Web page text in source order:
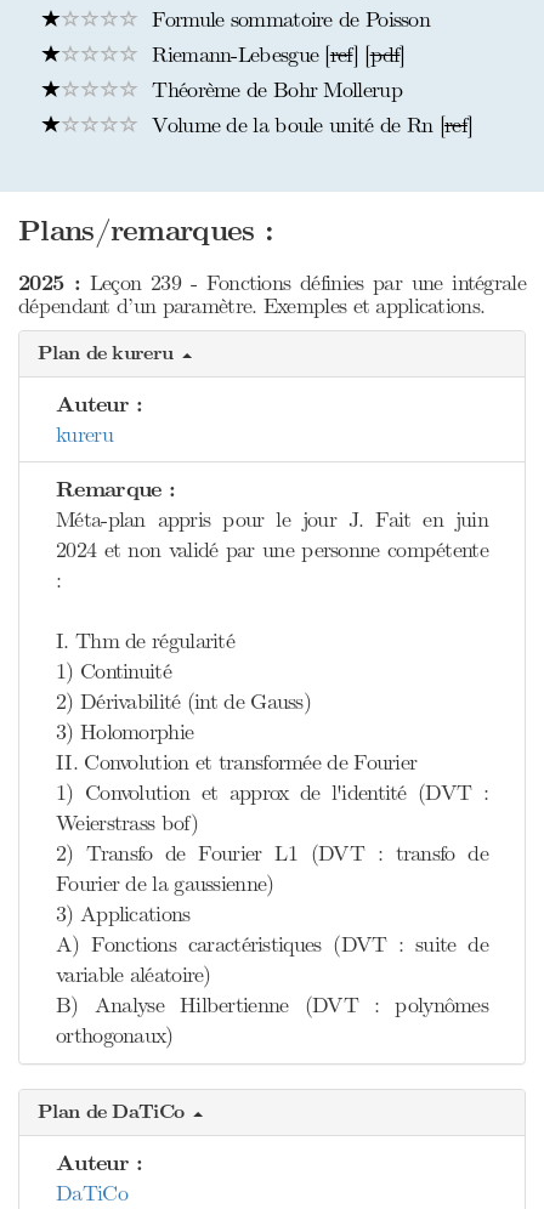
Formule sommatoire de Poisson
Riemann-Lebesgue [ref] [pdf]
Théorème de Bohr Mollerup
Volume de la boule unité de Rn [ref]
Plans/remarques :
2025 : Leçon 239 - Fonctions définies par une intégrale
dépendant d’un paramètre. Exemples et applications.
Plan de kureru
Auteur :
kureru
Remarque :
Méta-plan appris pour le jour J. Fait en juin
2024 et non validé par une personne compétente
:
I. Thm de régularité
1) Continuité
2) Dérivabilité (int de Gauss)
3) Holomorphie
II. Convolution et transformée de Fourier
1) Convolution et approx de l'identité (DVT :
Weierstrass bof)
2) Transfo de Fourier L1 (DVT : transfo de
Fourier de la gaussienne)
3) Applications
A) Fonctions caractéristiques (DVT : suite de
variable aléatoire)
B) Analyse Hilbertienne (DVT : polynômes
orthogonaux)
Plan de DaTiCo
Auteur :
DaTiCo